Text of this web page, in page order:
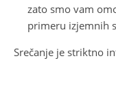
zato smo vam
primeru izjemnih
Srečanje je striktno